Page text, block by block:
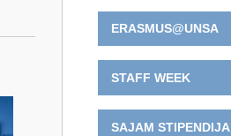
ERASMUS@UNSA
STAFF WEEK
SAJAM STIPENDIJA